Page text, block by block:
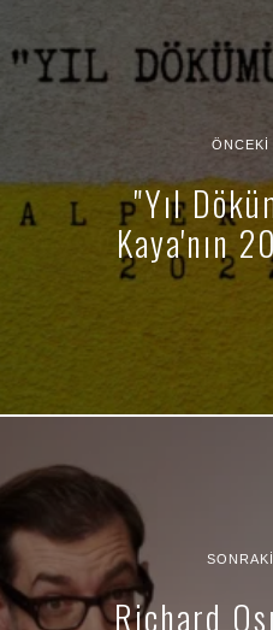
ÖNCEKI
"Yıl
Kaya'nın
Richard